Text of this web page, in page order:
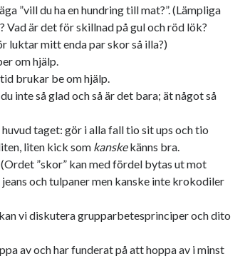
”vill du ha en hundring till mat?”. (Lämpliga
är det för skillnad på gul och röd lök?
luktar mitt enda par skor så illa?)
om hjälp.
brukar be om hjälp.
inte så glad och så är det bara; ät något så
taget: gör i alla fall tio sit ups och tio
liten kick som kanskekänns bra.
”skor” kan med fördel bytas ut mot
och tulpaner men kanske inte krokodiler
vi diskutera grupparbetesprinciper och dito
av och har funderat på att hoppa av i minst